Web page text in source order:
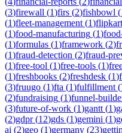
(3)firewall (1)firs (2)fishbowl (
(1)fleet-management (1)flipkart
(1)food-manufacturing (1)
(1)formulas (1)framework (2)
(1)fraud-detection (2)fraud-
(1)free-tool (1)free-tools (1)
(1)freshbooks (2)freshdesk (1)
(3)fruugo (1)fta (1)fulfillment (
(2)fundraising (1)funnel-
(3)future-of-work (1)gantt (1)
(2)gdpr(12)gds (1)gemini (1)
ai (2)geo (1)germany (23)